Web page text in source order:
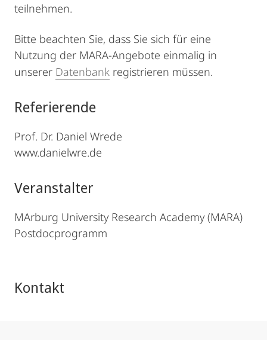
teilnehmen.
Bitte beachten Sie, dass Sie sich für eine
Nutzung der MARA-Angebote einmalig in
unserer Datenbank registrieren müssen.
Referierende
Prof. Dr. Daniel Wrede
www.danielwre.de
Veranstalter
MArburg University Research Academy (MARA)
Postdocprogramm
Kontakt